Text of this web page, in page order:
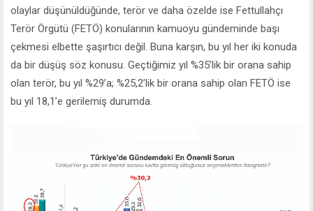
olaylar düşünüldüğünde, terör ve daha özelde ise Fettullahçı
Terör Örgütü (FETÖ) konularının kamuoyu gündeminde başı
çekmesi elbette şaşırtıcı değil. Buna karşın, bu yıl her iki konuda
da bir düşüş söz konusu. Geçtiğimiz yıl %35’lik bir orana sahip
olan terör, bu yıl %29’a; %25,2’lik bir orana sahip olan FETÖ ise
bu yıl 18,1’e gerilemiş durumda.